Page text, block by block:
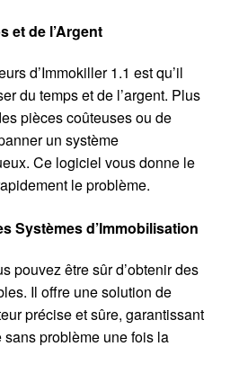
et de l’Argent
d’Immokiller 1.1 est qu’il
du temps et de l’argent. Plus
pièces coûteuses ou de
un système
Ce logiciel vous donne le
le problème.
Systèmes d’Immobilisation
pouvez être sûr d’obtenir des
Il offre une solution de
précise et sûre, garantissant
problème une fois la